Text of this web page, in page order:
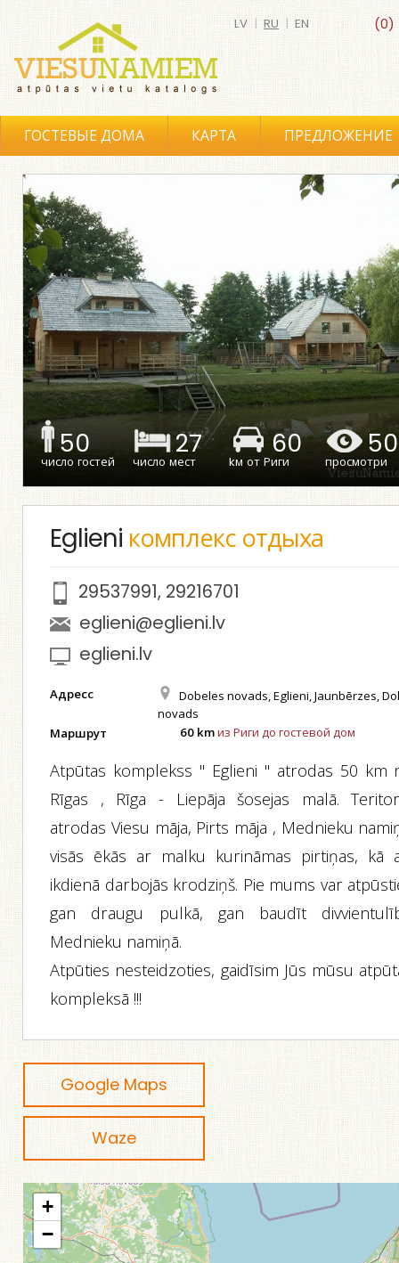
(0)
LV | RU | EN
ГОСТЕВЫЕ ДОМА КАРТА ПРЕДЛОЖЕНИЕ
50
число гостей
27
число мест
60
kм от Риги просмотри
Eglieni комплекс отдыха
29537991, 29216701
eglieni@eglieni.lv
eglieni.lv
Адресс
Dobeles novads, Eglieni, Jaunbērzes,
novads
Маршрут 60 kmиз Риги до гостевой дом
Atpūtas komplekss " Eglieni " atrodas 50 km
Rīgas , Rīga - Liepāja šosejas malā.
atrodas Viesu māja, Pirts māja , Mednieku
visās ēkās ar malku kurināmas pirtiņas, kā
ikdienā darbojās krodziņš. Pie mums var
gan draugu pulkā, gan baudīt
Mednieku namiņā.
Atpūties nesteidzoties, gaidīsim Jūs mūsu
kompleksā !!!
Google Maps
Waze
+
−